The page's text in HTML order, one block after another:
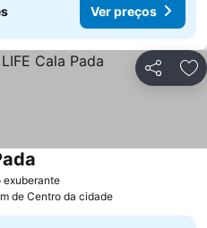
Ver preços
Partilhar
exuberanteVer preços
de Centro da cidade